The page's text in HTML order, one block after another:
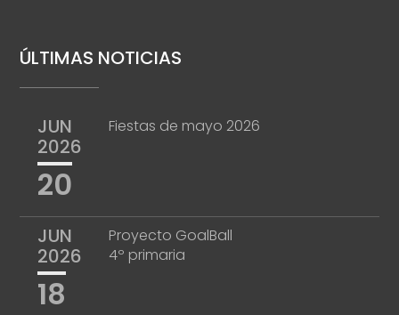
ÚLTIMAS NOTICIAS
JUN
2026
20
Fiestas de mayo 2026
JUN
2026
18
Proyecto GoalBall
4º primaria